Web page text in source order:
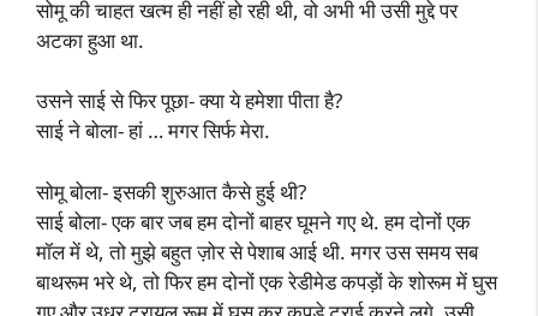
सोमू की चाहत खत्म ही नहीं हो रही थी, वो अभी भी उसी मुद्दे पर
अटका हुआ था.
उसने साई से फिर पूछा- क्या ये हमेशा पीता है?
साई ने बोला- हां … मगर सिर्फ मेरा.
सोमू बोला- इसकी शुरुआत कैसे हुई थी?
साई बोला- एक बार जब हम दोनों बाहर घूमने गए थे. हम दोनों एक
मॉल में थे, तो मुझे बहुत ज़ोर से पेशाब आई थी. मगर उस समय सब
बाथरूम भरे थे, तो फिर हम दोनों एक रेडीमेड कपड़ों के शोरूम में घुस